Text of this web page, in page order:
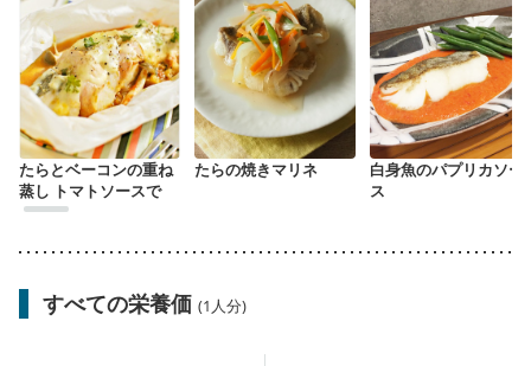
たらとベーコンの重ね
蒸し トマトソースで
たらの焼きマリネ
白身魚のパプリカソー
ス
すべての栄養価 (1人分)